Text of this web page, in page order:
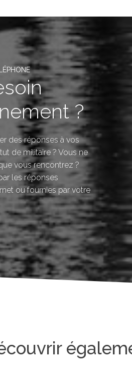
?
des réponses à vos
de militaire ? Vous ne
vous rencontrez ?
les réponses
ou fournies par votre